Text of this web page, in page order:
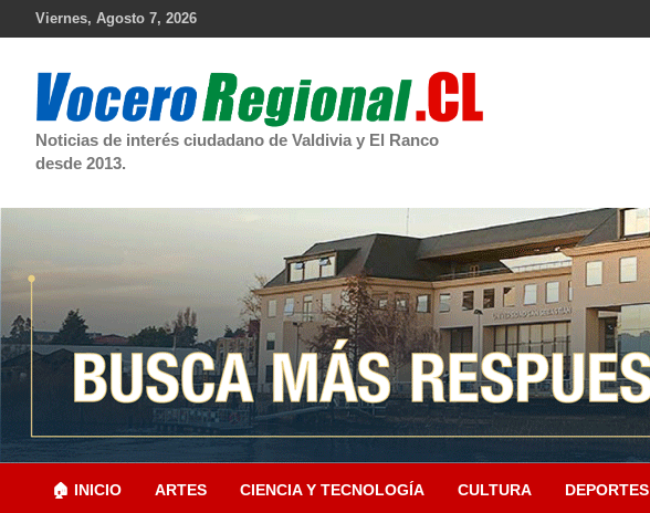
Viernes, Agosto 7, 2026
Noticias de interés ciudadano de Valdivia y El Ranco
desde 2013.
🏠 INICIO ARTES CIENCIA Y TECNOLOGÍA CULTURA DEPORTES